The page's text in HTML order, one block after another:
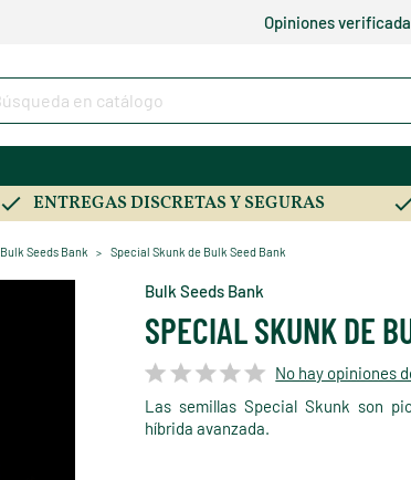
Opiniones
ENTREGAS DISCRETAS Y SEGURAS
Bulk Seeds Bank Special Skunk de Bulk Seed Bank
Bulk Seeds Bank
SPECIAL SKUNK DE
No hay opiniones
Las semillas Special Skunk son
híbrida avanzada.